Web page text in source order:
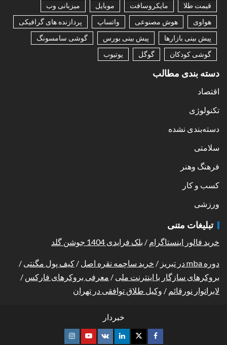
قیمت طلا
مایکروسافت موبایل
میزبانی وب
هواوی
هوش مصنوعی واتساپ
پردازنده های گرافیکی
پیش بینی بازارها
پیش بینی بورس
گوشی سامسونگ
گوشی کودکان
گوگل یوتیوب
دسته بندی مطالب
اقتصاد
تکنولوژی
دسته‌بندی نشده
سلامتی
فرهنگ وهنر
کسب و کار
ورزشی
تبلیغات متنی
خرید فالور اینستاگرام / بلک فرایدی 1404 جوشن گلد
دوره mba در تبریز / خرید ساچمه نقره اصل / کیف پول مگنتی /
بروکرهای سازگار با اینترنت ملی / معرفی بروکرهای فارکس /
لابراتوار نورقائم / وکیل طلاق توافقی در تهران
خبردار